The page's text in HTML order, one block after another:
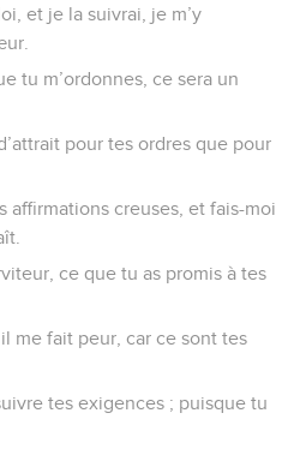
et je la suivrai, je m’y
tu m’ordonnes, ce sera un
pour tes ordres que pour
affirmations creuses, et fais-moi
ce que tu as promis à tes
me fait peur, car ce sont tes
tes exigences ; puisque tu